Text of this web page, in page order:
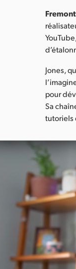
Jones,
pour
Sa
tutoriels